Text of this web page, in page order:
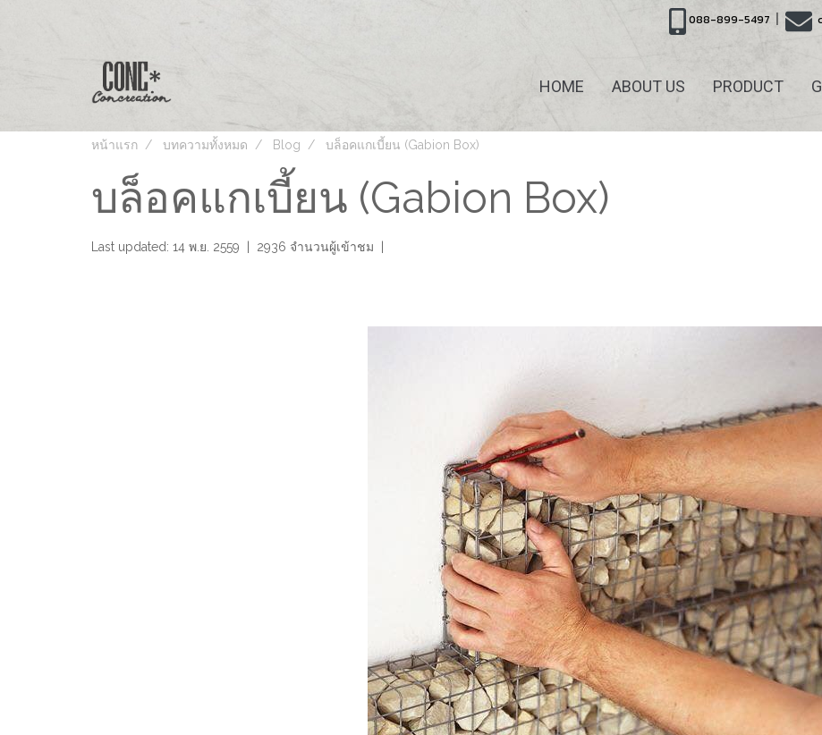
088-899-5497 |
HOME ABOUT US PRODUCT
หน้าแรก บทความทั้งหมด Blog บล็อคแกเบี้ยน (Gabion Box)
บล็อคแกเบี้ยน (Gabion Box)
Last updated: 14 พ.ย. 2559 2936 จำนวนผู้เข้าชม